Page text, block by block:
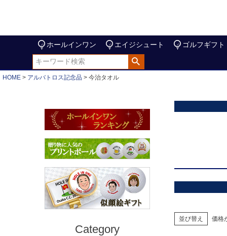
ホールインワン エイジシュート ゴルフギフト
HOME アルバトロス記念品 今治タオル
Category
並び替え 価格